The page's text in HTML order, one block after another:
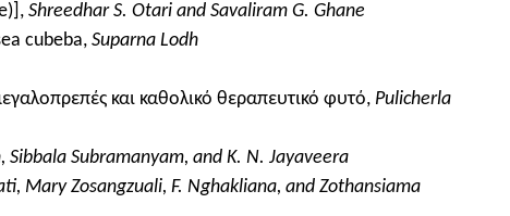
Shreedhar S. Otari and Savaliram G. Ghane
cubeba, Suparna Lodh
και καθολικό θεραπευτικό φυτό, Pulicherla
Subramanyam, and K. N. Jayaveera
Mary Zosangzuali, F. Nghakliana, and Zothansiama